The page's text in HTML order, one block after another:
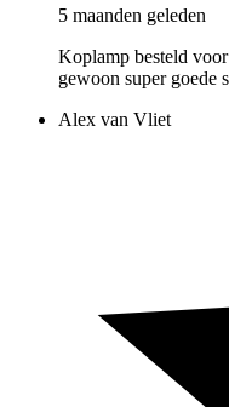
5 maanden geleden
Koplamp besteld
gewoon super goede
Alex van Vliet